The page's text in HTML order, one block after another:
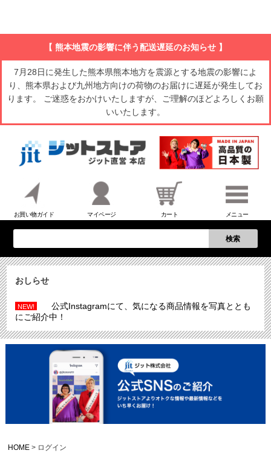
【 熊本地震の影響に伴う配送遅延のお知らせ 】
7月28日に発生した熊本県熊本地方を震源とする地震の影響によ
り、熊本県および九州地方向けの荷物のお届けに遅延が発生してお
ります。 ご迷惑をおかけいたしますが、ご理解のほどよろしくお願
いいたします。
お買い物ガイド マイページ カート メニュー
検索
おしらせ
NEW!
公式Instagramにて、気になる商品情報を写真ととも
にご紹介中！
HOME ログイン